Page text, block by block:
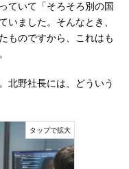
ていて「そろそろ別の国
いました。そんなとき、
ものですから、これはも
北野社長には、どういう